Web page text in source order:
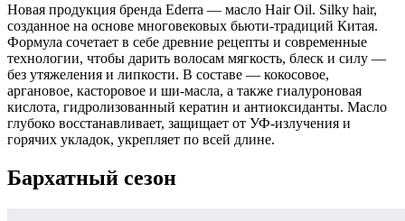
Новая продукция бренда Ederra — масло Hair Oil. Silky hair,
созданное на основе многовековых бьюти-традиций Китая.
Формула сочетает в себе древние рецепты и современные
технологии, чтобы дарить волосам мягкость, блеск и силу —
без утяжеления и липкости. В составе — кокосовое,
аргановое, касторовое и ши-масла, а также гиалуроновая
кислота, гидролизованный кератин и антиоксиданты. Масло
глубоко восстанавливает, защищает от УФ-излучения и
горячих укладок, укрепляет по всей длине.
Бархатный сезон